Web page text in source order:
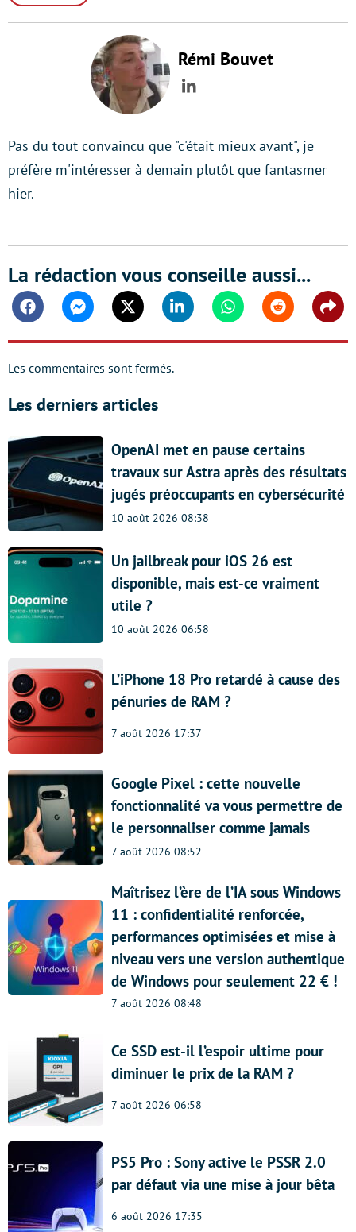
Rémi Bouvet
LinkedIn
Pas du tout convaincu que "c'était mieux avant", je
préfère m'intéresser à demain plutôt que fantasmer
hier.
La rédaction vous conseille aussi...
FacebookMessengerTwitter Linkedin WhatsappReddit
Les commentaires sont fermés.
Les derniers articles
OpenAI met en pause certains
travaux sur Astra après des résultats
jugés préoccupants en cybersécurité
10 août 2026 08:38
Un jailbreak pour iOS 26 est
disponible, mais est-ce vraiment
utile ?
10 août 2026 06:58
L’iPhone 18 Pro retardé à cause des
pénuries de RAM ?
7 août 2026 17:37
Google Pixel : cette nouvelle
fonctionnalité va vous permettre de
le personnaliser comme jamais
7 août 2026 08:52
Maîtrisez l’ère de l’IA sous Windows
11 : confidentialité renforcée,
performances optimisées et mise à
niveau vers une version authentique
de Windows pour seulement 22 € !
7 août 2026 08:48
Ce SSD est-il l’espoir ultime pour
diminuer le prix de la RAM ?
7 août 2026 06:58
PS5 Pro : Sony active le PSSR 2.0
par défaut via une mise à jour bêta
6 août 2026 17:35